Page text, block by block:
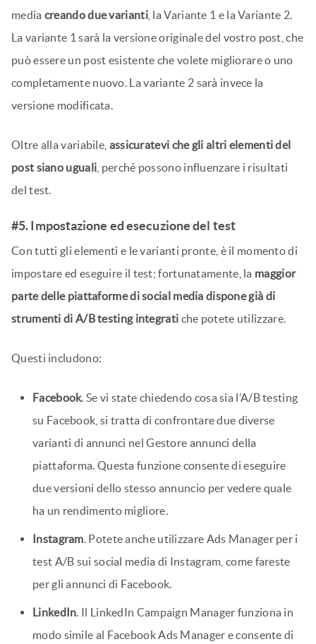
media creando due varianti, la Variante 1 e la Variante 2.
La variante 1 sarà la versione originale del vostro post, che
può essere un post esistente che volete migliorare o uno
completamente nuovo. La variante 2 sarà invece la
versione modificata.
Oltre alla variabile, assicuratevi che gli altri elementi del
post siano uguali , perché possono influenzare i risultati
del test.
#5. Impostazione ed esecuzione del test
Con tutti gli elementi e le varianti pronte, è il momento di
impostare ed eseguire il test; fortunatamente, la maggior
parte delle piattaforme di social media dispone già di
strumenti di A/B testing integrati che potete utilizzare.
Questi includono:
Facebook. Se vi state chiedendo cosa sia l’A/B testing
su Facebook, si tratta di confrontare due diverse
varianti di annunci nel Gestore annunci della
piattaforma. Questa funzione consente di eseguire
due versioni dello stesso annuncio per vedere quale
ha un rendimento migliore.
Instagram. Potete anche utilizzare Ads Manager per i
test A/B sui social media di Instagram, come fareste
per gli annunci di Facebook.
LinkedIn. Il LinkedIn Campaign Manager funziona in
modo simile al Facebook Ads Manager e consente di